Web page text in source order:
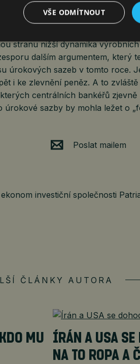
stranu nižší dynamika
dalším argumentem, který
úrokových sazeb v tomto roce.
i ke zlevnění peněz. A to
centrálních bankéřů zjevně
úrokové sazby by mohla ležet o
Poslat mailem
investiční společnosti
ČLÁNKY AUTORA
MU
ÍRÁN A USA SE
NA TO ROPA A
VŠE ODMÍTNOUT